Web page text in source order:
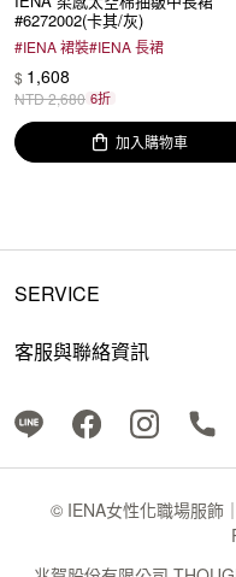
#6272002(卡其/灰)
#IENA 裙裝#IENA 長裙
$ 1,608
NTD2,680 6折
加入購物車
SERVICE
客服與聯絡資訊
© IENA女性化職場服飾